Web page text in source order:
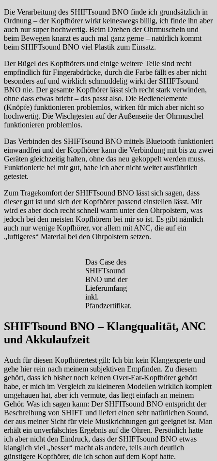
Die Verarbeitung des SHIFTsound BNO finde ich grundsätzlich in
Ordnung – der Kopfhörer wirkt keineswegs billig, ich finde ihn aber
auch nur super hochwertig. Beim Drehen der Ohrmuscheln und
beim Bewegen knarzt es auch mal ganz gerne – natürlich kommt
beim SHIFTsound BNO viel Plastik zum Einsatz.
Der Bügel des Kopfhörers und einige weitere Teile sind recht
empfindlich für Fingerabdrücke, durch die Farbe fällt es aber nicht
besonders auf und wirklich schmuddelig wirkt der SHIFTsound
BNO nie. Der gesamte Kopfhörer lässt sich recht stark verwinden,
ohne dass etwas bricht – das passt also. Die Bedienelemente
(Knöpfe) funktionieren problemlos, wirken für mich aber nicht so
hochwertig. Die Wischgesten auf der Außenseite der Ohrmuschel
funktionieren problemlos.
Das Verbinden des SHIFTsound BNO mittels Bluetooth funktioniert
einwandfrei und der Kopfhörer kann die Verbindung mit bis zu zwei
Geräten gleichzeitig halten, ohne das neu gekoppelt werden muss.
Funktionierte bei mir gut, habe ich aber nicht weiter ausführlich
getestet.
Zum Tragekomfort der SHIFTsound BNO lässt sich sagen, dass
dieser gut ist und sich der Kopfhörer passend einstellen lässt. Mir
wird es aber doch recht schnell warm unter den Ohrpolstern, was
jedoch bei den meisten Kopfhörern bei mir so ist. Es gibt nämlich
auch nur wenige Kopfhörer, vor allem mit ANC, die auf ein
„luftigeres“ Material bei den Ohrpolstern setzen.
Das Case des
SHIFTsound
BNO und der
Lieferumfang
inkl.
Pfandzertifikat.
SHIFTsound BNO – Klangqualität, ANC
und Akkulaufzeit
Auch für diesen Kopfhörertest gilt: Ich bin kein Klangexperte und
gehe hier rein nach meinem subjektiven Empfinden. Zu diesem
gehört, dass ich bisher noch keinen Over-Ear-Kopfhörer gehört
habe, er mich im Vergleich zu kleineren Modellen wirklich komplett
umgehauen hat, aber ich vermute, das liegt einfach an meinem
Gehör. Was ich sagen kann: Der SHFITsound BNO entspricht der
Beschreibung von SHIFT und liefert einen sehr natürlichen Sound,
der aus meiner Sicht für viele Musikrichtungen gut geeignet ist. Man
erhält ein unverfälschtes Ergebnis auf die Ohren. Persönlich hatte
ich aber nicht den Eindruck, dass der SHIFTsound BNO etwas
klanglich viel „besser“ macht als andere, teils auch deutlich
günstigere Kopfhörer, die ich schon auf dem Kopf hatte.